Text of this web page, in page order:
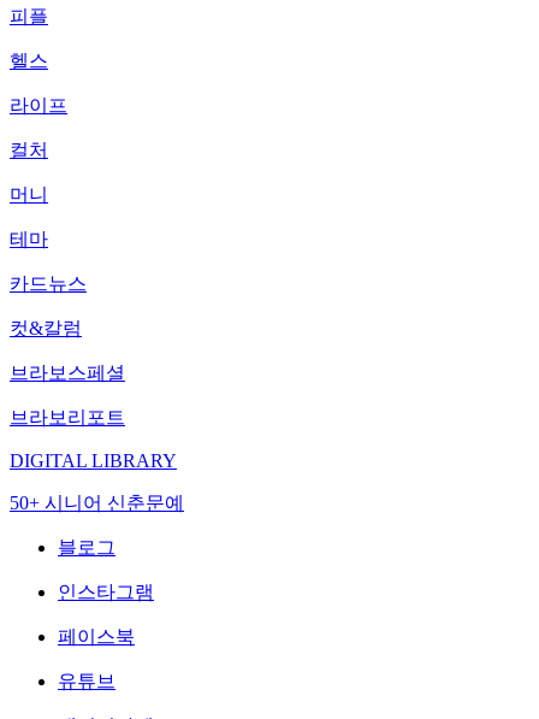
피플
헬스
라이프
컬처
머니
테마
카드뉴스
컷&칼럼
브라보스페셜
브라보리포트
DIGITAL LIBRARY
50+ 시니어 신춘문예
블로그
인스타그램
페이스북
유튜브